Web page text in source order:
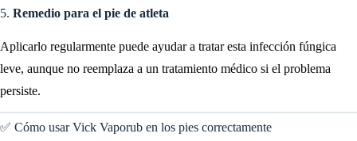
5. Remedio para el pie de atleta
Aplicarlo regularmente puede ayudar a tratar esta infección fúngica
leve, aunque no reemplaza a un tratamiento médico si el problema
persiste.
✅ Cómo usar Vick Vaporub en los pies correctamente